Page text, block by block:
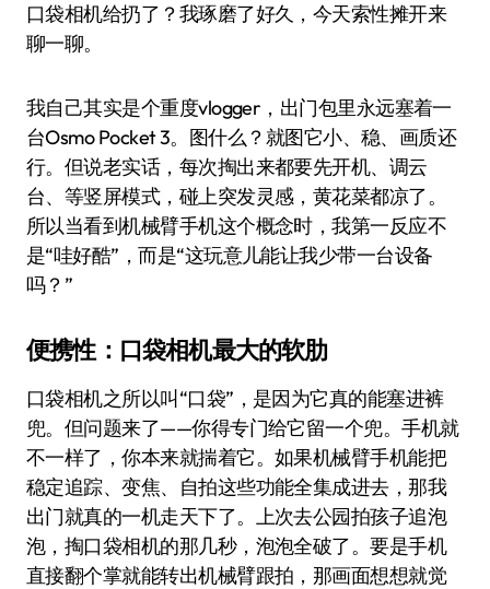
口袋相机给扔了？我琢磨了好久，今天索性摊开来
聊一聊。
我自己其实是个重度vlogger，出门包里永远塞着一
台Osmo Pocket 3。图什么？就图它小、稳、画质还
行。但说老实话，每次掏出来都要先开机、调云
台、等竖屏模式，碰上突发灵感，黄花菜都凉了。
所以当看到机械臂手机这个概念时，我第一反应不
是“哇好酷”，而是“这玩意儿能让我少带一台设备
吗？”
便携性：口袋相机最大的软肋
口袋相机之所以叫“口袋”，是因为它真的能塞进裤
兜。但问题来了——你得专门给它留一个兜。手机就
不一样了，你本来就揣着它。如果机械臂手机能把
稳定追踪、变焦、自拍这些功能全集成进去，那我
出门就真的一机走天下了。上次去公园拍孩子追泡
泡，掏口袋相机的那几秒，泡泡全破了。要是手机
直接翻个掌就能转出机械臂跟拍，那画面想想就觉